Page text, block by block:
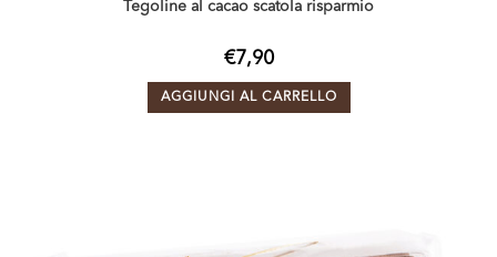
Tegoline al cacao scatola risparmio
€7,90
AGGIUNGI AL CARRELLO